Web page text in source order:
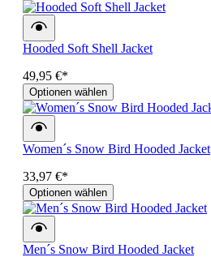
Hooded Soft Shell Jacket
49,95 €*
Optionen wählen
Women´s Snow Bird Hooded Jacket
33,97 €*
Optionen wählen
Men´s Snow Bird Hooded Jacket